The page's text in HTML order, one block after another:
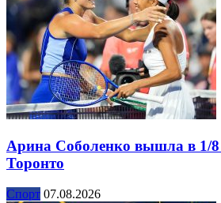
Арина Соболенко вышла в 1/
Торонто
Спорт 07.08.2026